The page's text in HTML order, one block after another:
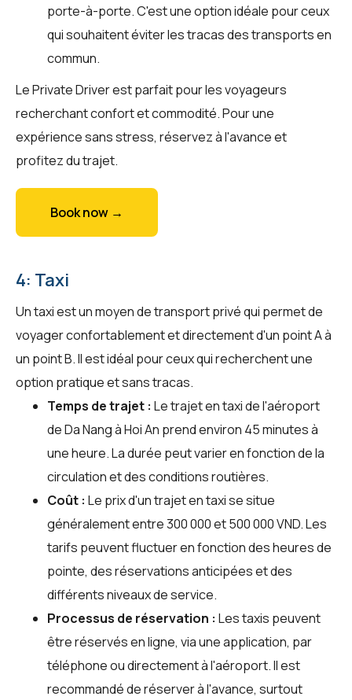
porte-à-porte. C'est une option idéale pour ceux
qui souhaitent éviter les tracas des transports en
commun.
Le Private Driver est parfait pour les voyageurs
recherchant confort et commodité. Pour une
expérience sans stress, réservez à l'avance et
profitez du trajet.
Book now →
4: Taxi
Un taxi est un moyen de transport privé qui permet de
voyager confortablement et directement d'un point A à
un point B. Il est idéal pour ceux qui recherchent une
option pratique et sans tracas.
Temps de trajet : Le trajet en taxi de l'aéroport
de Da Nang à Hoi An prend environ 45 minutes à
une heure. La durée peut varier en fonction de la
circulation et des conditions routières.
Coût : Le prix d'un trajet en taxi se situe
généralement entre 300 000 et 500 000 VND. Les
tarifs peuvent fluctuer en fonction des heures de
pointe, des réservations anticipées et des
différents niveaux de service.
Processus de réservation : Les taxis peuvent
être réservés en ligne, via une application, par
téléphone ou directement à l'aéroport. Il est
recommandé de réserver à l'avance, surtout